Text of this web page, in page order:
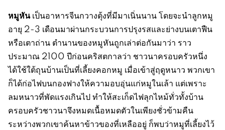
หมูหันเป็นอาหารจีนกวางตุ้งที่มีมาเนิ่นนาน โดยจะนำลูกหมู
อายุ 2-3 เดือนมาผ่านกระบวนการปรุงรสและย่างบนเตาฟืน
หรือเตาถ่าน ตำนานของหมูหันถูกเล่าต่อกันมาว่า ราว
ประมาณ 2100 ปีก่อนคริสตกาลว่า ชาวนาครอบครัวหนึ่ง
ได้ใช้ใต้ถุนบ้านเป็นที่เลี้ยงคอกหมู เมื่อเข้าสู่ฤดูหนาว พวกเขา
ก็ได้ก่อไฟบนกองฟางให้ความอบอุ่นแก่หมูในเล้า แต่เพราะ
ลมหนาวที่พัดแรงเกินไป ทำให้สะเก็ดไฟลุกไหม้ทั่วทั้งบ้าน
ครอบครัวชาวนาจึงหมดเนื้อหมดตัวในเพียงชั่วข้ามคืน
ระหว่างพวกเขาค้นหาข้าวของที่เหลืออยู่ ก็พบว่าหมูที่เลี้ยงไว้